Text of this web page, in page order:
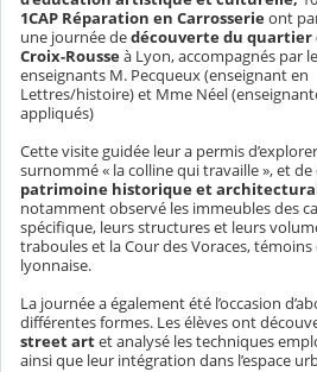
1CAP Réparation en Carrosserieont
une journée dedécouverte du quartier
Croix-Rousseà Lyon, accompagnés par
enseignants M. Pecqueux (enseignant en
Lettres/histoire) et Mme Néel
appliqués)
Cette visite guidée leur a permis
surnommé « la colline qui travaille », et
patrimoine historique et
notamment observé les immeubles des
spécifique, leurs structures et leurs
traboules et la Cour des Voraces,
lyonnaise.
La journée a également été l’occasion
différentes formes. Les élèves ont
street artet analysé les techniques
ainsi que leur intégration dans l’espace